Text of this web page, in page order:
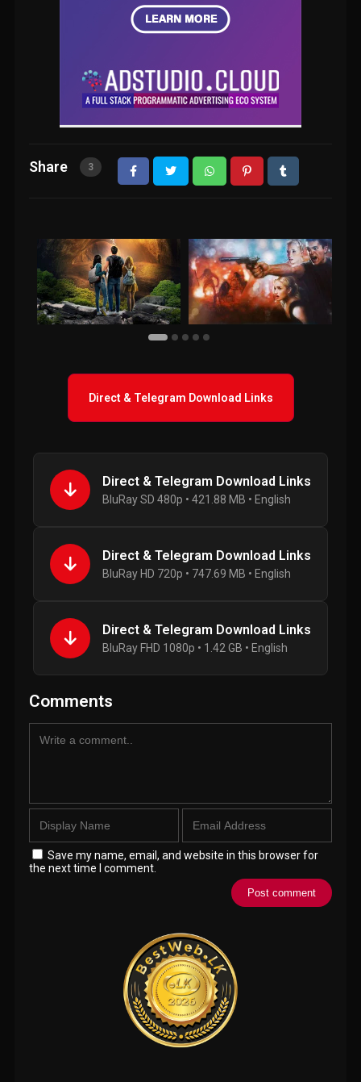
Share 3
Direct & Telegram Download Links
Direct & Telegram Download Links
BluRay SD 480p • 421.88 MB • English
Direct & Telegram Download Links
BluRay HD 720p • 747.69 MB • English
Direct & Telegram Download Links
BluRay FHD 1080p • 1.42 GB • English
Comments
Save my name, email, and website in this browser for
the next time I comment.